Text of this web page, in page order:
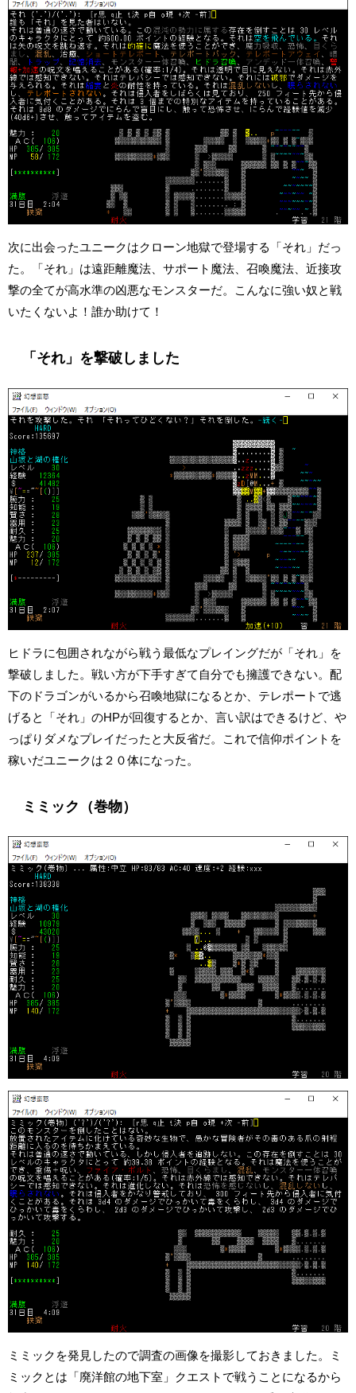
次に出会ったユニークはクローン地獄で登場する「それ」だっ
た。「それ」は遠距離魔法、サポート魔法、召喚魔法、近接攻
撃の全てが高水準の凶悪なモンスターだ。こんなに強い奴と戦
いたくないよ！誰か助けて！
「それ」を撃破しました
ヒドラに包囲されながら戦う最低なプレイングだが「それ」を
撃破しました。戦い方が下手すぎて自分でも擁護できない。配
下のドラゴンがいるから召喚地獄になるとか、テレポートで逃
げると「それ」のHPが回復するとか、言い訳はできるけど、や
っぱりダメなプレイだったと大反省だ。これで信仰ポイントを
稼いだユニークは２０体になった。
ミミック（巻物）
ミミックを発見したので調査の画像を撮影しておきました。ミ
ミックとは「廃洋館の地下室」クエストで戦うことになるから